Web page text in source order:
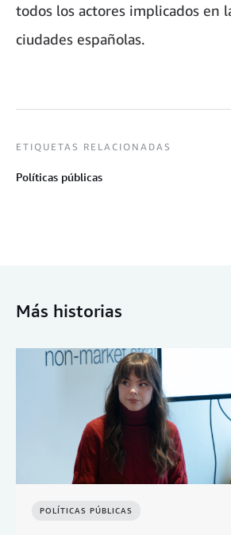
todos los actores implicados en
ciudades españolas.
ETIQUETAS RELACIONADAS
Políticas públicas
Más historias
POLÍTICAS PÚBLICAS